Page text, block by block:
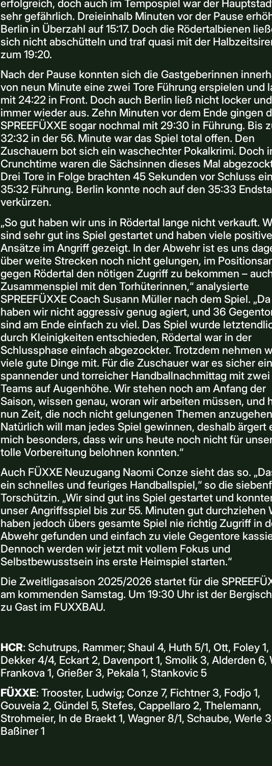
erfolgreich, doch auch im Tempospiel war der
sehr gefährlich. Dreieinhalb Minuten vor der Pause
Berlin in Überzahl auf 15:17. Doch die Rödertalbienen
sich nicht abschütteln und traf quasi mit der
zum 19:20.
Nach der Pause konnten sich die Gastgeberinnen
von neun Minute eine zwei Tore Führung erspielen und
mit 24:22 in Front. Doch auch Berlin ließ nicht locker
immer wieder aus. Zehn Minuten vor dem Ende gingen
SPREEFÜXXE sogar nochmal mit 29:30 in Führung. Bis
32:32 in der 56. Minute war das Spiel total offen. Den
Zuschauern bot sich ein waschechter Pokalkrimi. Doch
Crunchtime waren die Sächsinnen dieses Mal
Drei Tore in Folge brachten 45 Sekunden vor Schluss
35:32 Führung. Berlin konnte noch auf den 35:33
verkürzen.
„So gut haben wir uns in Rödertal lange nicht verkauft.
sind sehr gut ins Spiel gestartet und haben viele positive
Ansätze im Angriff gezeigt. In der Abwehr ist es uns
über weite Strecken noch nicht gelungen, im
gegen Rödertal den nötigen Zugriff zu bekommen –
Zusammenspiel mit den Torhüterinnen,“ analysierte
SPREEFÜXXE Coach Susann Müller nach dem Spiel. „Da
haben wir nicht aggressiv genug agiert, und 36
sind am Ende einfach zu viel. Das Spiel wurde
durch Kleinigkeiten entschieden, Rödertal war in der
Schlussphase einfach abgezockter. Trotzdem nehmen
viele gute Dinge mit. Für die Zuschauer war es sicher ein
spannender und torreicher Handballnachmittag mit zwei
Teams auf Augenhöhe. Wir stehen noch am Anfang der
Saison, wissen genau, woran wir arbeiten müssen, und
nun Zeit, die noch nicht gelungenen Themen
Natürlich will man jedes Spiel gewinnen, deshalb ärgert
mich besonders, dass wir uns heute noch nicht für
tolle Vorbereitung belohnen konnten.“
Auch FÜXXE Neuzugang Naomi Conze sieht das so.
ein schnelles und feuriges Handballspiel,“ so die
Torschützin. „Wir sind gut ins Spiel gestartet und
unser Angriffsspiel bis zur 55. Minuten gut durchziehen
haben jedoch übers gesamte Spiel nie richtig Zugriff in
Abwehr gefunden und einfach zu viele Gegentore
Dennoch werden wir jetzt mit vollem Fokus und
Selbstbewusstsein ins erste Heimspiel starten.“
Die Zweitligasaison 2025/2026 startet für die
am kommenden Samstag. Um 19:30 Uhr ist der
zu Gast im FUXXBAU.
HCR: Schutrups, Rammer; Shaul 4, Huth 5/1, Ott, Foley 1,
Dekker 4/4, Eckart 2, Davenport 1, Smolik 3, Alderden 6,
Frankova 1, Grießer 3, Pekala 1, Stankovic 5
FÜXXE: Trooster, Ludwig; Conze 7, Fichtner 3, Fodjo 1,
Gouveia 2, Gündel 5, Stefes, Cappellaro 2, Thelemann,
Strohmeier, In de Braekt 1, Wagner 8/1, Schaube, Werle
Baßiner 1